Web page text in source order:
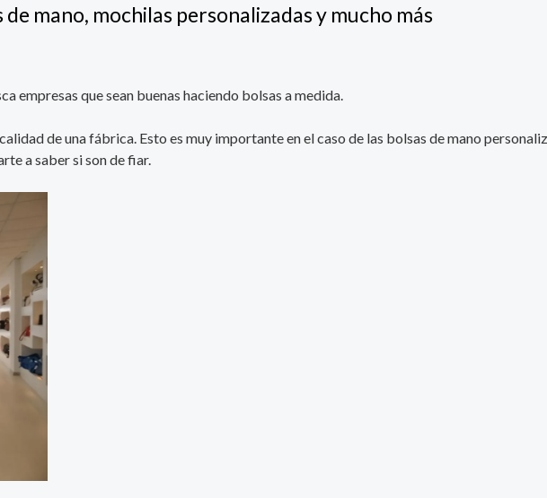
mano, mochilas personalizadas y mucho más
empresas que sean buenas haciendo bolsas a medida.
de una fábrica. Esto es muy importante en el caso de las bolsas de mano
a saber si son de fiar.